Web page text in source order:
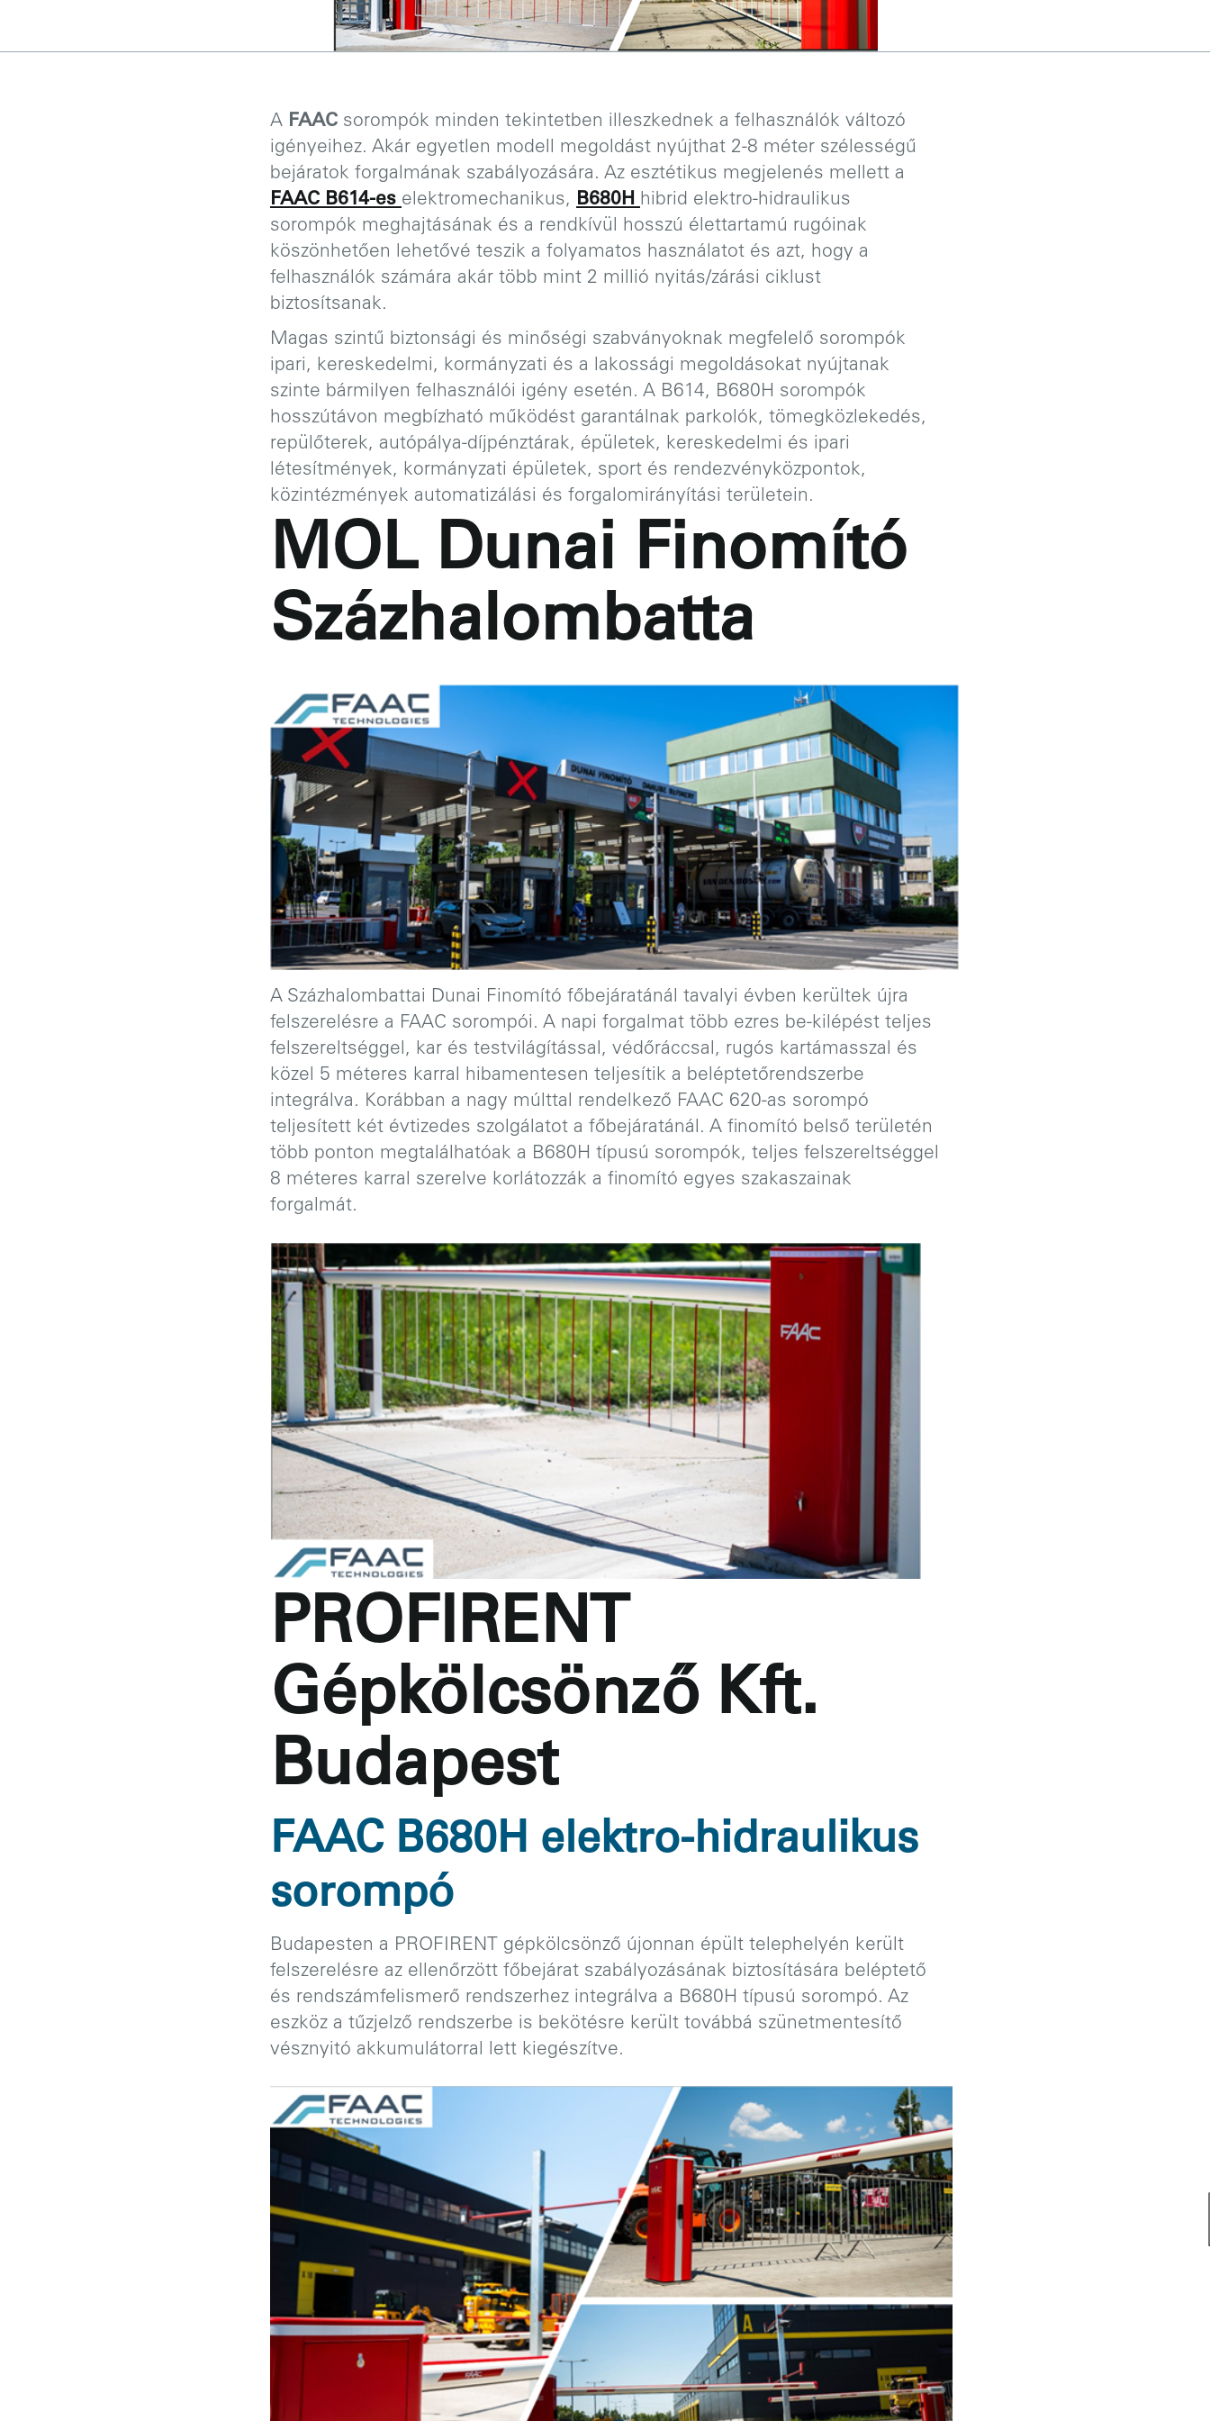
A FAAC sorompók minden tekintetben illeszkednek a felhasználók változó
igényeihez. Akár egyetlen modell megoldást nyújthat 2-8 méter szélességű
bejáratok forgalmának szabályozására. Az esztétikus megjelenés mellett a
FAAC B614-es elektromechanikus, B680H hibrid elektro-hidraulikus
sorompók meghajtásának és a rendkívül hosszú élettartamú rugóinak
köszönhetően lehetővé teszik a folyamatos használatot és azt, hogy a
felhasználók számára akár több mint 2 millió nyitás/zárási ciklust
biztosítsanak.
Magas szintű biztonsági és minőségi szabványoknak megfelelő sorompók
ipari, kereskedelmi, kormányzati és a lakossági megoldásokat nyújtanak
szinte bármilyen felhasználói igény esetén. A B614, B680H sorompók
hosszútávon megbízható működést garantálnak parkolók, tömegközlekedés,
repülőterek, autópálya-díjpénztárak, épületek, kereskedelmi és ipari
létesítmények, kormányzati épületek, sport és rendezvényközpontok,
közintézmények automatizálási és forgalomirányítási területein.
MOL Dunai Finomító
Százhalombatta
A Százhalombattai Dunai Finomító főbejáratánál tavalyi évben kerültek újra
felszerelésre a FAAC sorompói. A napi forgalmat több ezres be-kilépést teljes
felszereltséggel, kar és testvilágítással, védőráccsal, rugós kartámasszal és
közel 5 méteres karral hibamentesen teljesítik a beléptetőrendszerbe
integrálva. Korábban a nagy múlttal rendelkező FAAC 620-as sorompó
teljesített két évtizedes szolgálatot a főbejáratánál. A finomító belső területén
több ponton megtalálhatóak a B680H típusú sorompók, teljes felszereltséggel
8 méteres karral szerelve korlátozzák a finomító egyes szakaszainak
forgalmát.
PROFIRENT
Gépkölcsönző Kft.
Budapest
FAAC B680H elektro-hidraulikus
sorompó
Budapesten a PROFIRENT gépkölcsönző újonnan épült telephelyén került
felszerelésre az ellenőrzött főbejárat szabályozásának biztosítására beléptető
és rendszámfelismerő rendszerhez integrálva a B680H típusú sorompó. Az
eszköz a tűzjelző rendszerbe is bekötésre került továbbá szünetmentesítő
vésznyitó akkumulátorral lett kiegészítve.